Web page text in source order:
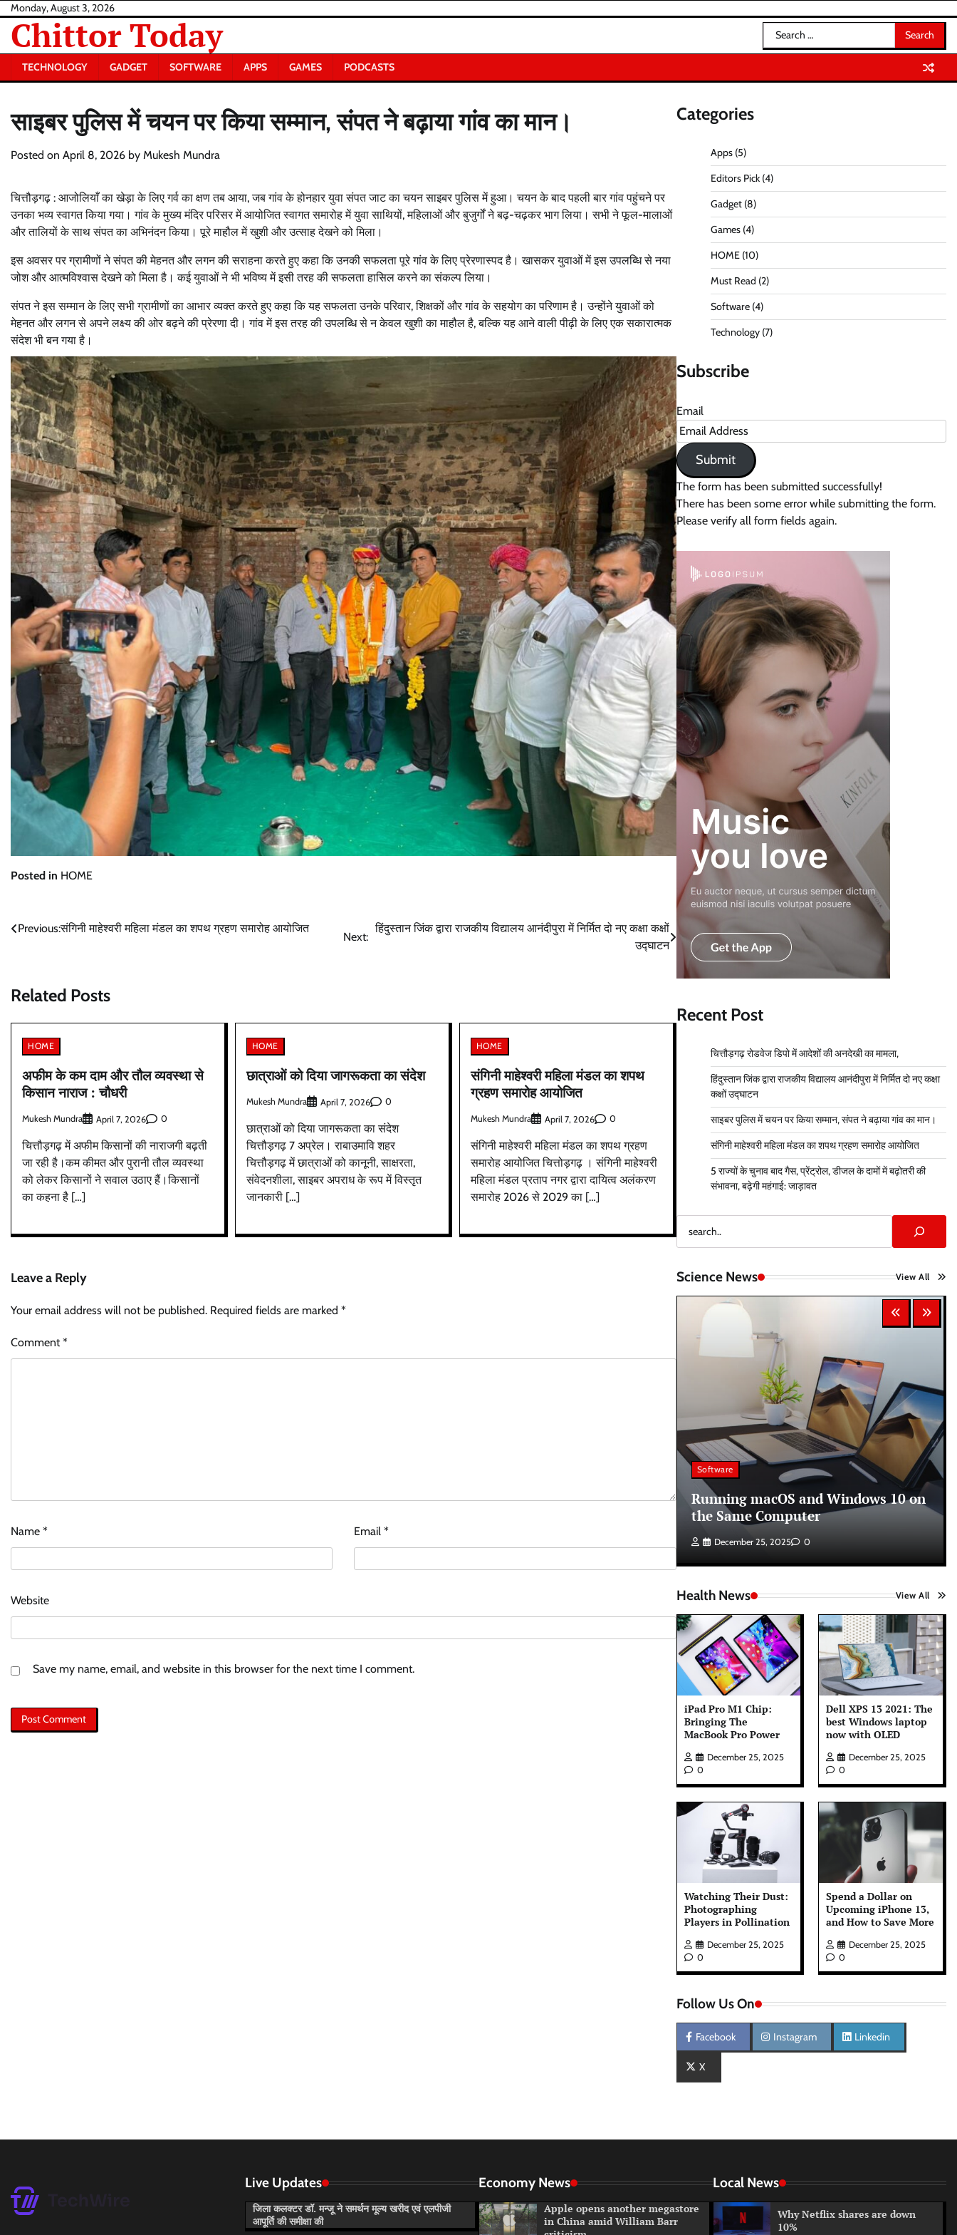
Skip
content
Monday, August 3, 2026
Chittor Today
Search
for:
TECHNOLOGY GADGET SOFTWARE APPS GAMES PODCASTS
साइबर पुलिस में चयन पर किया सम्मान, संपत ने बढ़ाया गांव का मान।
Posted on April 8, 2026 by Mukesh Mundra
चित्तौड़गढ़ : आजोलियाँ का खेड़ा के लिए गर्व का क्षण तब आया, जब गांव के होनहार युवा संपत जाट का चयन साइबर पुलिस में हुआ। चयन के बाद पहली बार गांव पहुंचने पर
उनका भव्य स्वागत किया गया। गांव के मुख्य मंदिर परिसर में आयोजित स्वागत समारोह में युवा साथियों, महिलाओं और बुजुर्गों ने बढ़-चढ़कर भाग लिया। सभी ने फूल-मालाओं
और तालियों के साथ संपत का अभिनंदन किया। पूरे माहौल में खुशी और उत्साह देखने को मिला।
इस अवसर पर ग्रामीणों ने संपत की मेहनत और लगन की सराहना करते हुए कहा कि उनकी सफलता पूरे गांव के लिए प्रेरणास्पद है। खासकर युवाओं में इस उपलब्धि से नया
जोश और आत्मविश्वास देखने को मिला है। कई युवाओं ने भी भविष्य में इसी तरह की सफलता हासिल करने का संकल्प लिया।
संपत ने इस सम्मान के लिए सभी ग्रामीणों का आभार व्यक्त करते हुए कहा कि यह सफलता उनके परिवार, शिक्षकों और गांव के सहयोग का परिणाम है। उन्होंने युवाओं को
मेहनत और लगन से अपने लक्ष्य की ओर बढ़ने की प्रेरणा दी। गांव में इस तरह की उपलब्धि से न केवल खुशी का माहौल है, बल्कि यह आने वाली पीढ़ी के लिए एक सकारात्मक
संदेश भी बन गया है।
Posted in HOME
Post
Previous:संगिनी माहेश्वरी महिला मंडल का शपथ ग्रहण समारोह आयोजित
Next:
हिंदुस्तान जिंक द्वारा राजकीय विद्यालय आनंदीपुरा में निर्मित दो नए कक्षा कक्षों
उद्घाटन
Related Posts
HOME
अफीम के कम दाम और तौल व्यवस्था से
किसान नाराज : चौधरी
Mukesh Mundra April 7, 2026 0
चित्तौड़गढ़ में अफीम किसानों की नाराजगी बढ़ती
जा रही है।कम कीमत और पुरानी तौल व्यवस्था
को लेकर किसानों ने सवाल उठाए हैं।किसानों
का कहना है […]
HOME
छात्राओं को दिया जागरूकता का संदेश
Mukesh Mundra April 7, 2026 0
छात्राओं को दिया जागरूकता का संदेश
चित्तौड़गढ़ 7 अप्रेल। राबाउमावि शहर
चित्तौड़गढ़ में छात्राओं को कानूनी, साक्षरता,
संवेदनशीला, साइबर अपराध के रूप में विस्तृत
जानकारी […]
HOME
संगिनी माहेश्वरी महिला मंडल का शपथ
ग्रहण समारोह आयोजित
Mukesh Mundra April 7, 2026 0
संगिनी माहेश्वरी महिला मंडल का शपथ ग्रहण
समारोह आयोजित चित्तोड़गढ़ । संगिनी माहेश्वरी
महिला मंडल प्रताप नगर द्वारा दायित्व अलंकरण
समारोह 2026 से 2029 का […]
Leave a Reply
Your email address will not be published. Required fields are marked *
Comment*
Name * Email*
Website
Save my name, email, and website in this browser for the next time I comment.
Categories
Apps(5)
Editors Pick(4)
Gadget(8)
Games(4)
HOME(10)
Must Read (2)
Software(4)
Technology(7)
Subscribe
Email
Submit
The form has been submitted successfully!
There has been some error while submitting the form.
Please verify all form fields again.
Recent Post
चित्तौड़गढ़ रोडवेज डिपो में आदेशों की अनदेखी का मामला,
हिंदुस्तान जिंक द्वारा राजकीय विद्यालय आनंदीपुरा में निर्मित दो नए कक्षा
कक्षों उद्घाटन
साइबर पुलिस में चयन पर किया सम्मान, संपत ने बढ़ाया गांव का मान।
संगिनी माहेश्वरी महिला मंडल का शपथ ग्रहण समारोह आयोजित
5 राज्यों के चुनाव बाद गैस, प्रेंट्रोल, डीजल के दामों में बढ़ोतरी की
संभावना, बढ़ेगी महंगाई: जाड़ावत
Science News View All
This Is a Giant Shipworm. You May
Software
Running macOS and Windows 10 on
the Same Computer
December 25, 2025 0
Health News View All
iPad Pro M1 Chip:
Bringing The
MacBook Pro Power
December 25, 2025
0
Dell XPS 13 2021: The
best Windows laptop
now with OLED
December 25, 2025
0
Watching Their Dust:
Photographing
Players in Pollination
December 25, 2025
0
Spend a Dollar on
Upcoming iPhone 13,
and How to Save More
December 25, 2025
0
Follow Us On
Facebook Instagram Linkedin
X
Live Updates
जिला कलक्टर डॉ. मन्जू ने समर्थन मूल्य खरीद एवं एलपीजी
आपूर्ति की समीक्षा की
Economy News
Apple opens another megastore
in China amid William Barr
Local News
Why Netflix shares are down
10%